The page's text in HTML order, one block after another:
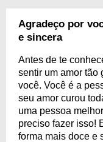
Agradeço por
e sincera
Antes de te
sentir um amor tão
você. Você é a
seu amor curou
uma pessoa
preciso fazer isso!
forma mais doce e